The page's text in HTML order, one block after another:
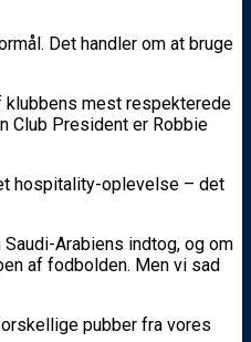
Det handler om at bruge
mest respekterede
Club President er Robbie
hospitality-oplevelse – det
Arabiens indtog, og om
af fodbolden. Men vi sad
pubber fra vores